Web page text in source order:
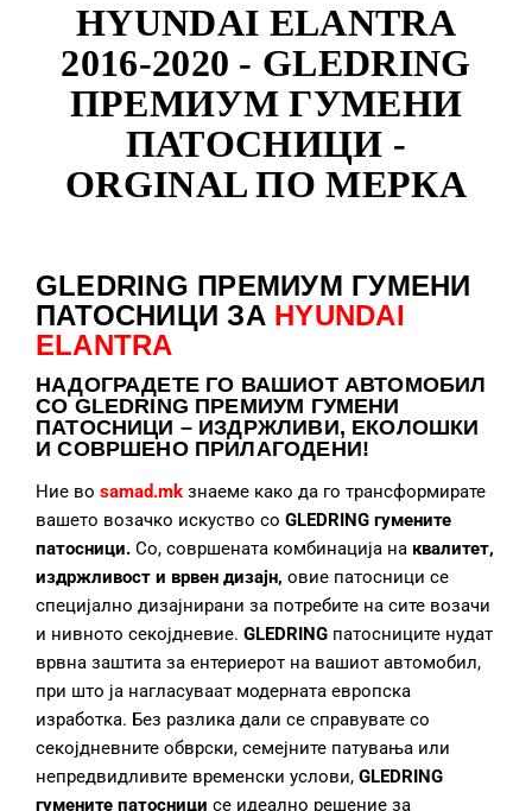
HYUNDAI ELANTRA
2016-2020 - GLEDRING
ПРЕМИУМ ГУМЕНИ
ПАТОСНИЦИ -
ORGINAL ПО МЕРКА
GLEDRING ПРЕМИУМ ГУМЕНИ
ПАТОСНИЦИ ЗАHYUNDAI
ELANTRA
НАДОГРАДЕТЕГО ВАШИОТ АВТОМОБИЛ
СО GLEDRING ПРЕМИУМ ГУМЕНИ
ПАТОСНИЦИ – ИЗДРЖЛИВИ, ЕКОЛОШКИ
И СОВРШЕНО ПРИЛАГОДЕНИ!
Ние во samad.mk знаеме како да го трансформирате
вашето возачко искуство со GLEDRING гумените
патосници. Со, совршената комбинација на квалитет,
издржливост и врвен дизајн, овие патосници се
специјално дизајнирани за потребите на сите возачи
и нивното секојдневие. GLEDRING патосниците нудат
врвна заштита за ентериерот на вашиот автомобил,
при што ја нагласуваат модерната европска
изработка. Без разлика дали се справувате со
секојдневните обврски, семејните патувања или
непредвидливите временски услови, GLEDRING
гумените патосници се идеално решение за